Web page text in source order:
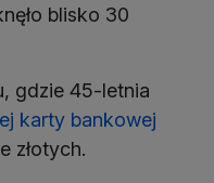
blisko 30
gdzie 45-letnia
karty bankowej
złotych.